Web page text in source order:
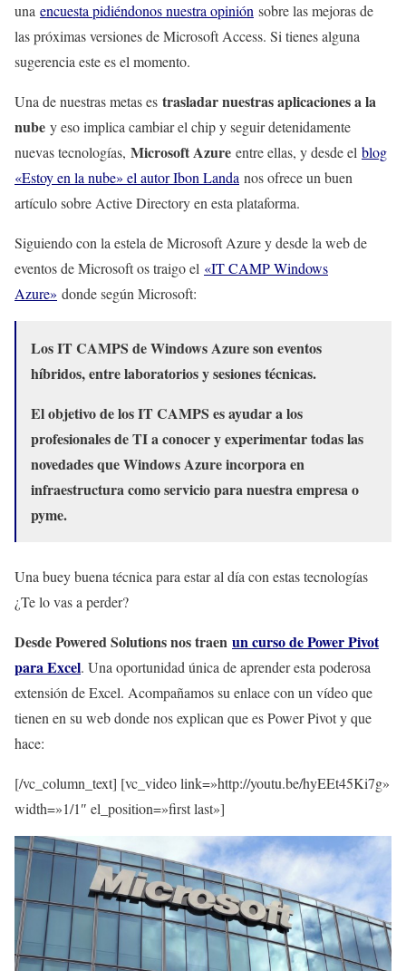
una encuesta pidiéndonos nuestra opinión sobre las mejoras de
las próximas versiones de Microsoft Access. Si tienes alguna
sugerencia este es el momento.
Una de nuestras metas es trasladar nuestras aplicaciones a la
nube y eso implica cambiar el chip y seguir detenidamente
nuevas tecnologías, Microsoft Azure entre ellas, y desde el blog
«Estoy en la nube» el autor Ibon Landa nos ofrece un buen
artículo sobre Active Directory en esta plataforma.
Siguiendo con la estela de Microsoft Azure y desde la web de
eventos de Microsoft os traigo el «IT CAMP Windows
Azure» donde según Microsoft:
Los IT CAMPS de Windows Azure son eventos
híbridos, entre laboratorios y sesiones técnicas.
El objetivo de los IT CAMPS es ayudar a los
profesionales de TI a conocer y experimentar todas las
novedades que Windows Azure incorpora en
infraestructura como servicio para nuestra empresa o
pyme.
Una buey buena técnica para estar al día con estas tecnologías
¿Te lo vas a perder?
Desde Powered Solutions nos traen un curso de Power Pivot
para Excel. Una oportunidad única de aprender esta poderosa
extensión de Excel. Acompañamos su enlace con un vídeo que
tienen en su web donde nos explican que es Power Pivot y que
hace:
[/vc_column_text] [vc_video link=»http://youtu.be/hyEEt45Ki7g»
width=»1/1″ el_position=»first last»]